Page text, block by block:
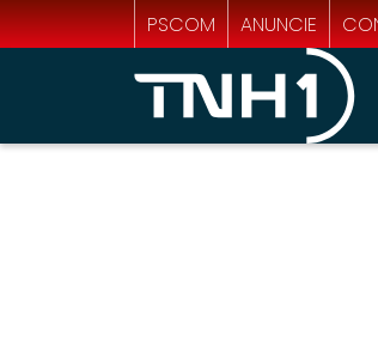
PSCOM ANUNCIE